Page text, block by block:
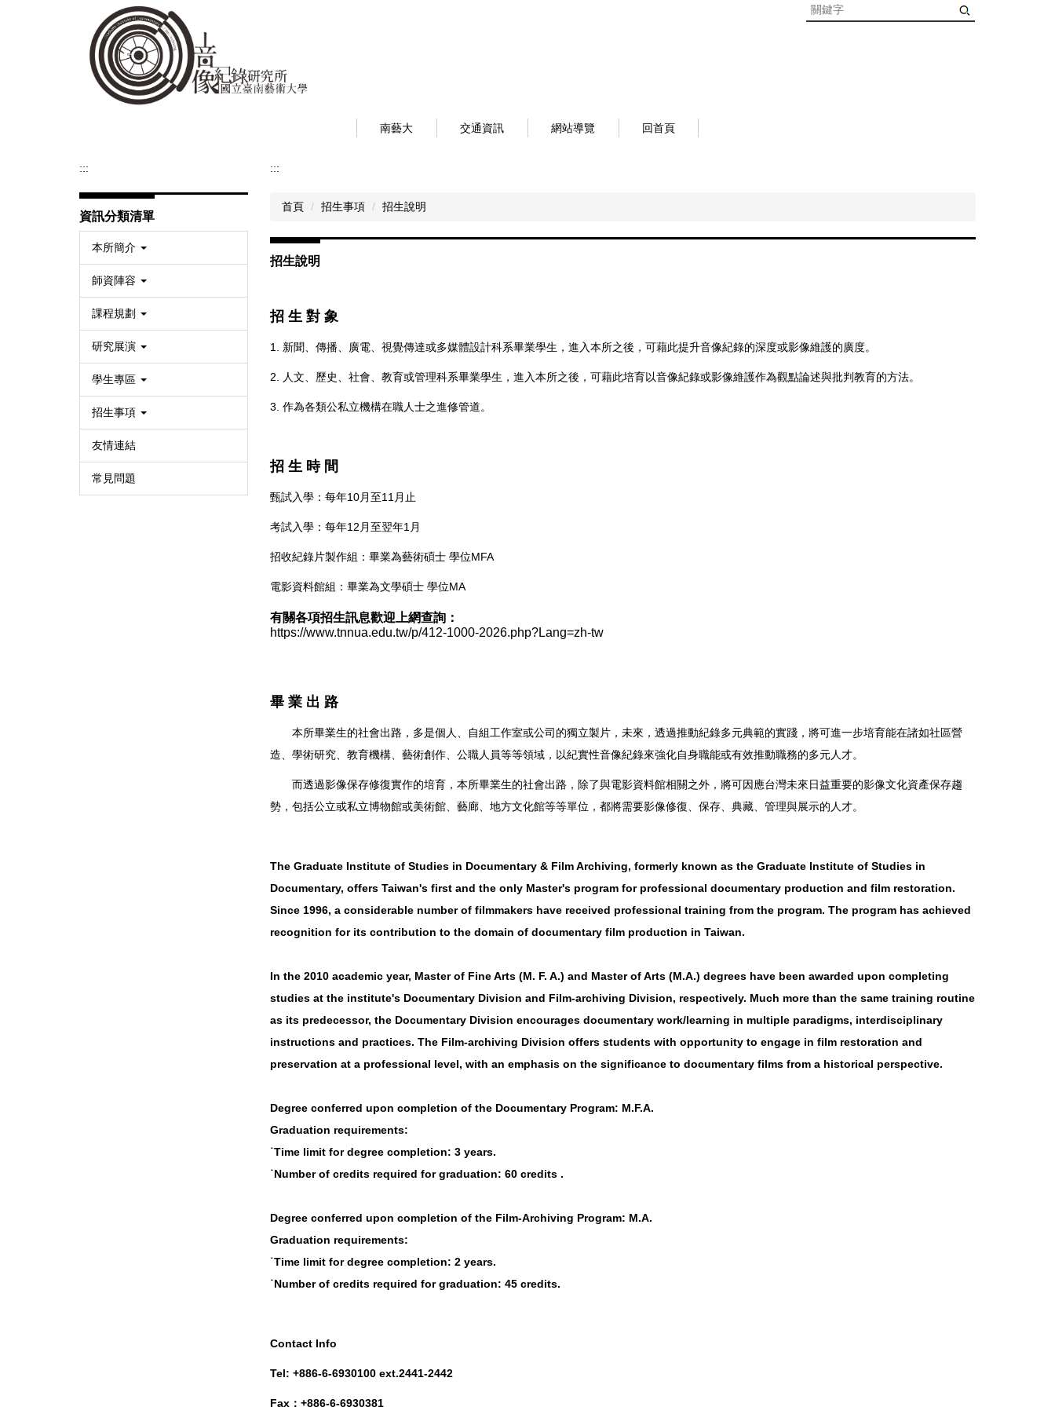
南藝大
交通資訊 網站導覽 回首頁
:::
資訊分類清單
本所簡介
師資陣容
課程規劃
研究展演
學生專區
招生事項
友情連結
常見問題
:::
首頁 招生事項 招生說明
招生說明
招 生 對 象
1. 新聞、傳播、廣電、視覺傳達或多媒體設計科系畢業學生，進入本所之後，可藉此提升音像紀錄的深度或影像維護的廣度。
2. 人文、歷史、社會、教育或管理科系畢業學生，進入本所之後，可藉此培育以音像紀錄或影像維護作為觀點論述與批判教育的方法。
3. 作為各類公私立機構在職人士之進修管道。
招 生 時 間
甄試入學：每年10月至11月止
考試入學：每年12月至翌年1月
招收紀錄片製作組：畢業為藝術碩士 學位MFA
電影資料館組：畢業為文學碩士 學位MA
有關各項招生訊息歡迎上網查詢：
https://www.tnnua.edu.tw/p/412-1000-2026.php?Lang=zh-tw
畢 業 出 路
本所畢業生的社會出路，多是個人、自組工作室或公司的獨立製片，未來，透過推動紀錄多元典範的實踐，將可進一步培育能在諸如社區營
造、學術研究、教育機構、藝術創作、公職人員等等領域，以紀實性音像紀錄來強化自身職能或有效推動職務的多元人才。
而透過影像保存修復實作的培育，本所畢業生的社會出路，除了與電影資料館相關之外，將可因應台灣未來日益重要的影像文化資產保存趨
勢，包括公立或私立博物館或美術館、藝廊、地方文化館等等單位，都將需要影像修復、保存、典藏、管理與展示的人才。
The Graduate Institute of Studies in Documentary & Film Archiving, formerly known as the Graduate Institute of Studies in
Documentary, offers Taiwan's first and the only Master's program for professional documentary production and film restoration.
Since 1996, a considerable number of filmmakers have received professional training from the program. The program has achieved
recognition for its contribution to the domain of documentary film production in Taiwan.
In the 2010 academic year, Master of Fine Arts (M. F. A.) and Master of Arts (M.A.) degrees have been awarded upon completing
studies at the institute's Documentary Division and Film-archiving Division, respectively. Much more than the same training routine
as its predecessor, the Documentary Division encourages documentary work/learning in multiple paradigms, interdisciplinary
instructions and practices. The Film-archiving Division offers students with opportunity to engage in film restoration and
preservation at a professional level, with an emphasis on the significance to documentary films from a historical perspective.
Degree conferred upon completion of the Documentary Program: M.F.A.
Graduation requirements:
˙Time limit for degree completion: 3 years.
˙Number of credits required for graduation: 60 credits .
Degree conferred upon completion of the Film-Archiving Program: M.A.
Graduation requirements:
˙Time limit for degree completion: 2 years.
˙Number of credits required for graduation: 45 credits.
Contact Info
Tel: +886-6-6930100 ext.2441-2442
Fax：+886-6-6930381